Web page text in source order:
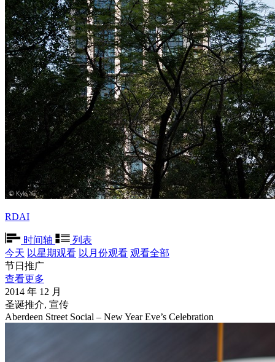
RDAI
时间轴
列表
今天 以星期观看 以月份观看 观看全部
节日推广
查看更多
2014 年 12 月
圣诞推介, 宣传
Aberdeen Street Social – New Year Eve’s Celebration